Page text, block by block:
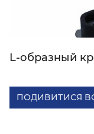
L-образный
ПОДИВИТИСЯ